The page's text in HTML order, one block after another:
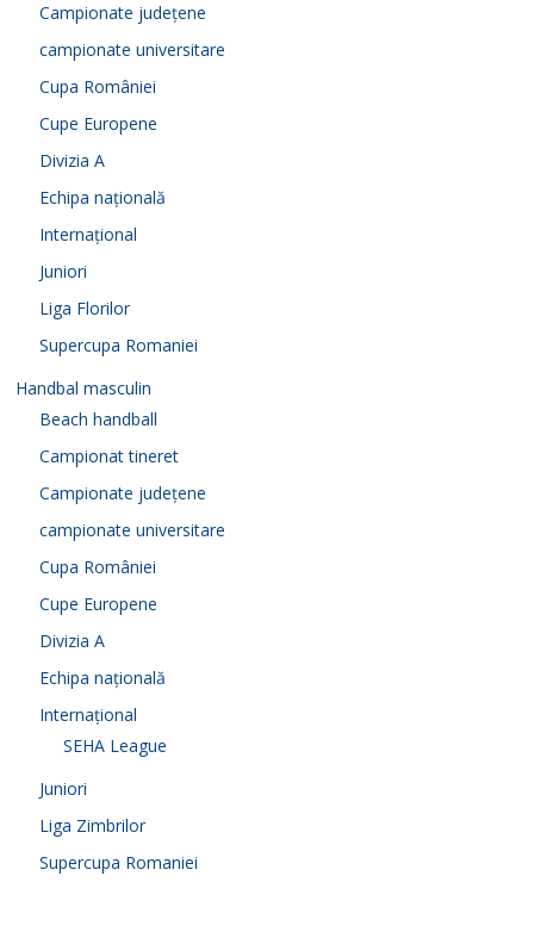
Campionate județene
campionate universitare
Cupa României
Cupe Europene
Divizia A
Echipa națională
Internațional
Juniori
Liga Florilor
Supercupa Romaniei
Handbal masculin
Beach handball
Campionat tineret
Campionate județene
campionate universitare
Cupa României
Cupe Europene
Divizia A
Echipa națională
Internațional
SEHA League
Juniori
Liga Zimbrilor
Supercupa Romaniei